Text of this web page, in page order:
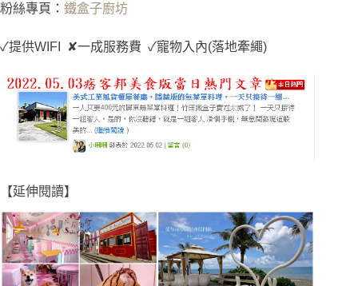
粉絲專頁： 鐵盒子廚坊
✓提供WIFI ✘一成服務費 ✓寵物入內(落地牽繩)
【延伸閱讀】